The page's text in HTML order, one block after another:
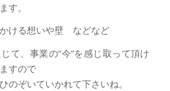
す。
ける想いや壁 などなど
て、事業の“今”を感じ取って頂け
すので
のぞいていかれて下さいね。